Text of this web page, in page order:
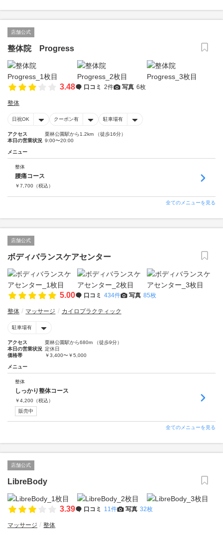
店舗公式
整体院 Progress
3.48 口コミ 2件 写真 6枚
整体
日祝OK クーポン有 駐車場有
アクセス
栗林公園駅から1.2km （徒歩16分）
本日の営業状況 9:00〜20:00
メニュー
整体
腰痛コース
￥7,700 （税込）
全てのメニューを見る
店舗公式
ボディバランスケアセンター
5.00 口コミ 434件 写真 85枚
整体 マッサージ カイロプラクティック
駐車場有
アクセス
栗林公園駅から680m （徒歩9分）
本日の営業状況 定休日
価格帯
￥3,400〜￥5,000
メニュー
整体
しっかり整体コース
￥4,200 （税込）
販売中
全てのメニューを見る
店舗公式
LibreBody
3.39 口コミ 11件 写真 32枚
マッサージ 整体